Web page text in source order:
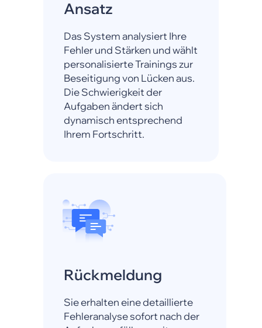
Ansatz
Das System analysiert Ihre
Fehler und Stärken und wählt
personalisierte Trainings zur
Beseitigung von Lücken aus.
Die Schwierigkeit der
Aufgaben ändert sich
dynamisch entsprechend
Ihrem Fortschritt.
Rückmeldung
Sie erhalten eine detaillierte
Fehleranalyse sofort nach der